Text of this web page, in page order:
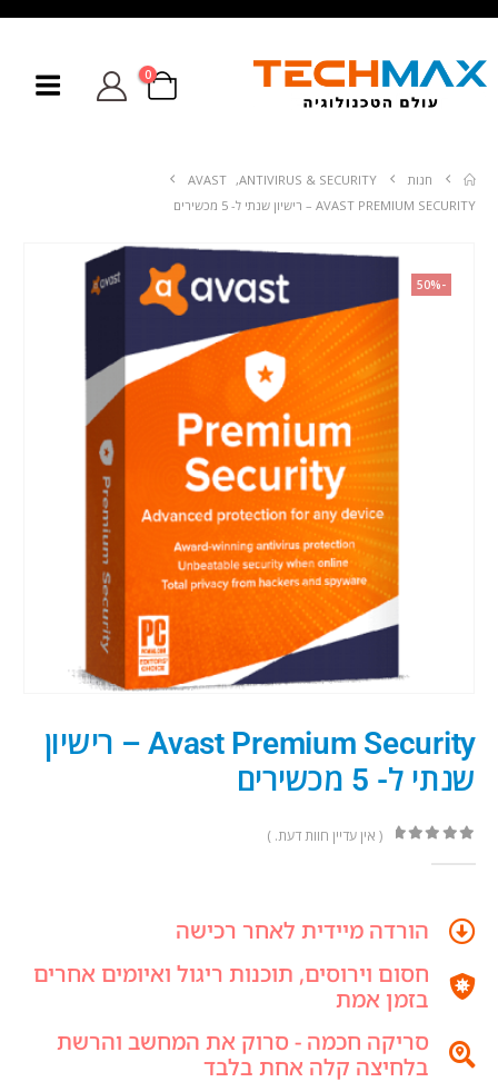
0
חנות ANTIVIRUS & SECURITY
,
AVAST
AVAST PREMIUM SECURITY – רישיון שנתי ל- 5 מכשירים
-50%
Avast Premium Security – רישיון
שנתי ל- 5 מכשירים
( אין עדיין חוות דעת. )
הורדה מיידית לאחר רכישה
חסום וירוסים, תוכנות ריגול ואיומים אחרים
בזמן אמת
סריקה חכמה - סרוק את המחשב והרשת
בלחיצה קלה אחת בלבד